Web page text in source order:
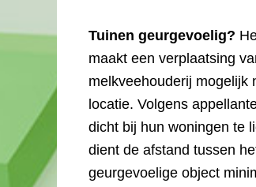
Tuinen geurgevoelig?
maakt een verplaatsing
melkveehouderij mogelijk
locatie. Volgens
dicht bij hun woningen te
dient de afstand tussen
geurgevoelige object